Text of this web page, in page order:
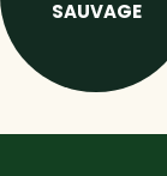
SAUVAGE